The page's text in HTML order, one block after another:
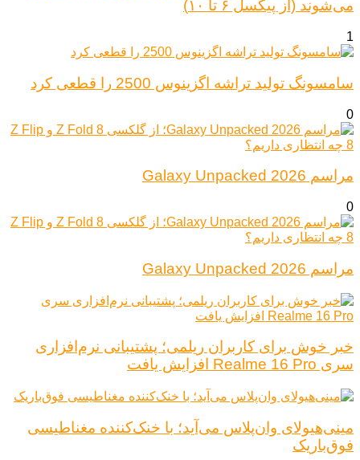
می‌شوند (از پیکسل ۶ تا ۱۰)
1
سامسونگ تولید تراشه اگزینوس 2500 را قطعی کرد
0
مراسم Galaxy Unpacked 2026
0
مراسم Galaxy Unpacked 2026
خبر خوش برای کاربران ریلمی؛ پشتیبانی نرم‌افزاری
سری Realme 16 Pro افزایش یافت
مینی‌هیولای وان‌پلاس می‌آید؛ با خنک‌کننده مغناطیسی
فوق‌باریک